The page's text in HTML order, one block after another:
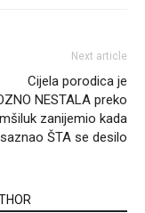
Next article
Cijela porodica je
NESTALA preko
zanijemio kada
ŠTA se desilo